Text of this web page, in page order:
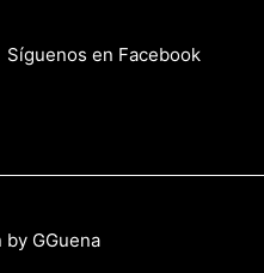
Síguenos en Facebook
by GGuena